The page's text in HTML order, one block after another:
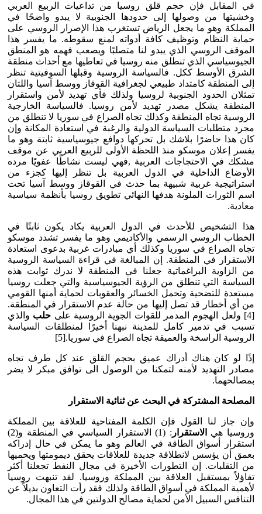
في المقابل فإن حجم قلق روسيا من تداعيات الربيع العربي
وخشيتها من وصولها إلى حدودها الجنوبية لا يبدو واضحًا في
المملكة وهو ما يجعل الرياض تستغرب هذا الإصرار الروسي على
حماية النظام وتوظيف كافة أدواته لمنع سقوطه. ما يفسر هذا
الموقف الروسي الذي يبدو لنا متصلبًا ويصعب فهمه هو المنطق
الجيوسياسي الذي تنطلق منه روسيا في تعاطيها مع أحداث منطقة
الشرق الأوسط ككل. فالسياسة الروسية وقبلها السوفيتية تنظر
إلى المنطقة كامتداد طبيعي لجغرافية القوقاز ووسط آسيا واللتان
تمثلان الحدود الجنوبية لروسيا ولذلك فأي تهديد لأمن واستقرار
المنطقة يشكل مصدر تهديد لأمن روسيا. فالسياسة الخارجية
الروسية تجاه المنطقة وكذلك تجاه الصراع في سوريا لا تنطلق من
مجرد متطلبات السياسة الدولية والرغبة في استعادة المكانة وإن
كان هذا حاضرًا بلاشك بل تحركها دوافع جيوسياسية ثابتة وهو ما
يفسر إعلان موسكو منذ اللحظة الأولى للربيع العربي عن موقف
مشكك في الاحتجاجات العربية ,فهي ليست نشاطًا عفويًا مرده
الأوضاع الداخلية في الدول العربية بل تنظر إليها كجزء من
استراتيجية غربية شبيهة بما حدث في القوقاز ووسط آسيا تحت
اسم الثورات الملونة هدفها النهائي تطويق روسيا بأنظمة سياسية
معادية.
هذا التشخيص للأحدث في الدول العربية يكاد يكون ثابتًا في
الخطاب الروسي الرسمي والأكاديمي وهو ما يفسر تشدد موسكو
تجاه الصراع في سوريا وكذلك أي مبادرات غربية بدعوى استعادة
الاستقرار في المنطقة. إن المبالغة في قراءة السياسة الروسية
من الزاوية البراغماتية جعلنا في المنطقة لا ندرك ثوابت هذه
السياسة التي تنطلق من الرؤية الجيوسياسية والتي جعلت روسيا
مستعدة للتضحية وتحمل الخسائر والعقوبات لحماية أمنها القومي
من أي أخطار قد تصل إليها من حالة عدم الاستقرار في المنطقة.
[4] ولعل الهجوم المدمر للقوات الجوية الروسية على
حلب والذي
تسبب في تدمير كامل للمدينة نبهنا أخيرًا لمنطلقات السياسة
الروسية الراسخة والعميقة تجاه الصراع في سوريا.[5]
إذًا لو كان هناك أدراك عميق بحجم القلق عند كل طرف تجاه
مصادر التهديد لأمنه لتمكنا من الوصول الى توافق مبكر لا يضر
بمصالحهما.
المصلحة المشتركة في البحث عن ثنائية الاستقرار
وإن جاز لنا القول فإن الكلمة المفتاحية للعلاقة بين المملكة
وروسيا هي
الاستقرار
: (1) الاستقرار السياسي في المنطقة و(2)
استقرار أسواق الطاقة في العالم وهو ما يمكن في حال إدراكه
بعمق أن يؤسس لانطلاقة جديدة للعلاقات يحقق ديمومتها ويحميها
من التقلبات. إن التطورات الأخيرة في مجال النفط تجعلنا أكثر
تفاؤلاً بمستقبل العلاقة بين المملكة وروسيا. لقد تنبهت روسيا
لأهمية المملكة في أسواق الطاقة ولذلك فقد رأت التعاون بديلاً عن
التنافس السبيل الأمن لحماية مصالح الدولتين في هذا المجال.